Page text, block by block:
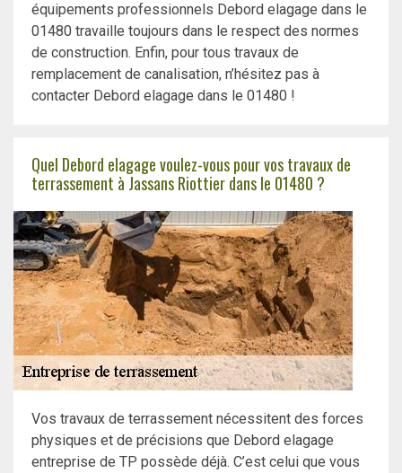
équipements professionnels Debord elagage dans le
01480 travaille toujours dans le respect des normes
de construction. Enfin, pour tous travaux de
remplacement de canalisation, n’hésitez pas à
contacter Debord elagage dans le 01480 !
Quel Debord elagage voulez-vous pour vos travaux de
terrassement à Jassans Riottier dans le 01480 ?
Vos travaux de terrassement nécessitent des forces
physiques et de précisions que Debord elagage
entreprise de TP possède déjà. C’est celui que vous